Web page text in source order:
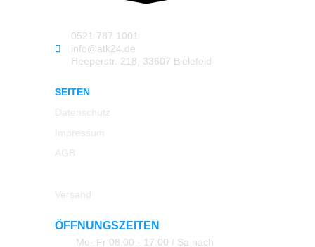
0521 787 1001
info@atk24.de
Heeperstr. 218, 33607 Bielefeld
SEITEN
Datenschutz
Impressum
AGB
Versand
ÖFFNUNGSZEITEN
Mo- Fr 08.00 - 17.00 / Sa nach